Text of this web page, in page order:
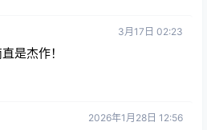
是杰作！
让VR重新焕发活力，因为它真